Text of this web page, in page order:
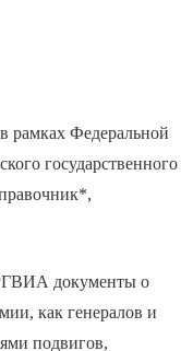
рамках Федеральной
государственного
документы о
как генералов и
подвигов,